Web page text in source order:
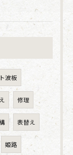
波板
修理
表替え
姫路